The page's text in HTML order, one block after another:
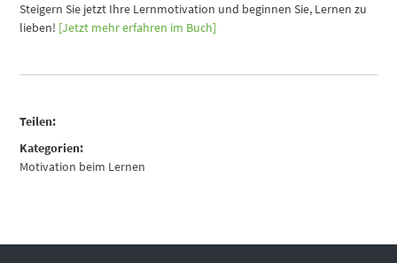
Steigern Sie jetzt Ihre Lernmotivation und beginnen Sie, Lernen zu
lieben! [Jetzt mehr erfahren im Buch]
Teilen:
Kategorien:
Motivation beim Lernen